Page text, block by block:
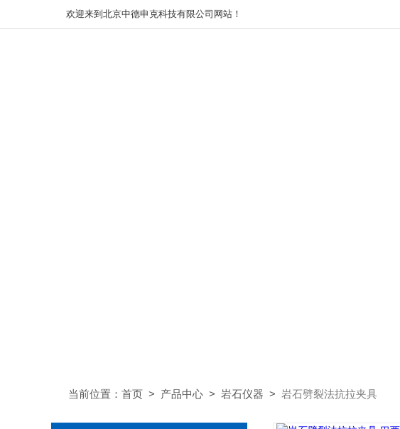
欢迎来到北京中德申克科技有限公司网站！
当前位置： 首页 > 产品中心 > 岩石仪器 > 岩石劈裂法抗拉夹具